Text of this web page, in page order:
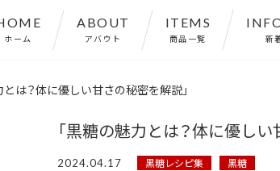
ホーム
ABOUT
アバウト
ITEMS
商品一覧 新
とは？体に優しい甘さの秘密を解説」
「黒糖の魅力とは？体に優しい
2024.04.17 黒糖レシピ集 黒糖